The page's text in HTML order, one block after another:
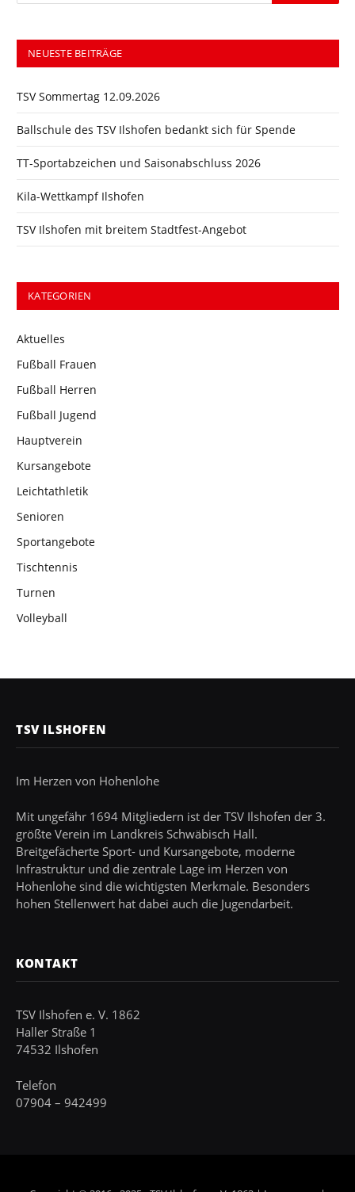
NEUESTE BEITRÄGE
TSV Sommertag 12.09.2026
Ballschule des TSV Ilshofen bedankt sich für Spende
TT-Sportabzeichen und Saisonabschluss 2026
Kila-Wettkampf Ilshofen
TSV Ilshofen mit breitem Stadtfest-Angebot
KATEGORIEN
Aktuelles
Fußball Frauen
Fußball Herren
Fußball Jugend
Hauptverein
Kursangebote
Leichtathletik
Senioren
Sportangebote
Tischtennis
Turnen
Volleyball
TSV ILSHOFEN
Im Herzen von Hohenlohe
Mit ungefähr 1694 Mitgliedern ist der TSV Ilshofen der 3.
größte Verein im Landkreis Schwäbisch Hall.
Breitgefächerte Sport- und Kursangebote, moderne
Infrastruktur und die zentrale Lage im Herzen von
Hohenlohe sind die wichtigsten Merkmale. Besonders
hohen Stellenwert hat dabei auch die Jugendarbeit.
KONTAKT
TSV Ilshofen e. V. 1862
Haller Straße 1
74532 Ilshofen
Telefon
07904 – 942499